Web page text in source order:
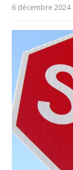
6 décembre 2024